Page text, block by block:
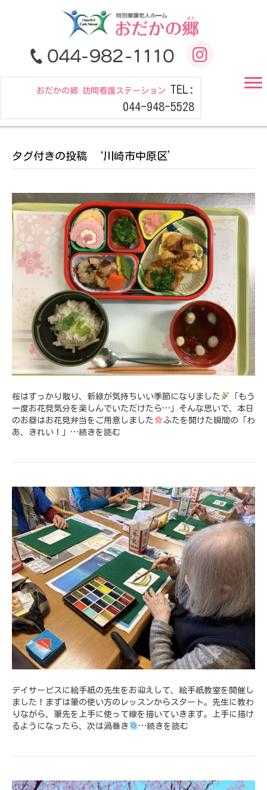
おだかの郷 訪問看護ステーション TEL:
044-948-5528
タグ付きの投稿 ‘川崎市中原区’
桜はすっかり散り、新緑が気持ちいい季節になりました
「もう
一度お花見気分を楽しんでいただけたら…」そんな思いで、本日
のお昼はお花見弁当をご用意しました
ふたを開けた瞬間の「わ
あ、きれい！」…続きを読む
デイサービスに絵手紙の先生をお迎えして、絵手紙教室を開催し
ました！まずは筆の使い方のレッスンからスタート。先生に教わ
りながら、筆先を上手に使って線を描いていきます。上手に描け
るようになったら、次は渦巻き
…続きを読む